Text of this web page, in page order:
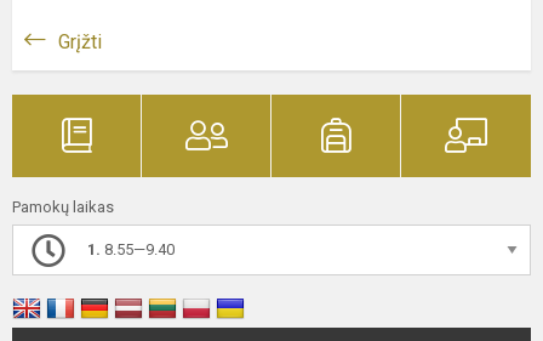
Grįžti
Pamokų laikas
1. 8.55—9.40